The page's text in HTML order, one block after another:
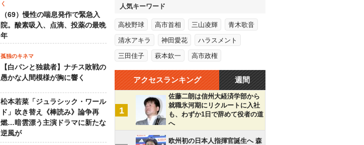
く
（69）慢性の喘息発作で緊急入
院。酸素吸入、点滴、投薬の最晩
年
孤独のキネマ
【白パンと独裁者】ナチス敗戦の
愚かな人間模様が胸に響く
松本若菜「ジュラシック・ワール
ド」吹き替え《棒読み》論争再
燃…暗雲漂う主演ドラマに新たな
逆風が
人気キーワード
高校野球 高市首相 三山凌輝 青木歌音
清水アキラ 神田愛花 ハラスメント
三田佳子 萩本欽一 高市政権
アクセスランキング 週間
1
佐藤二朗は信州大経済学部から
就職氷河期にリクルートに入社
も、わずか1日で辞めて役者の道
へ
欧州初の日本人指揮官誕生へ 森